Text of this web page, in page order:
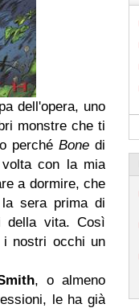
dell'opera, uno
monstre che ti
perchéBone di
con la mia
a dormire, che
sera prima di
della vita. Così
i nostri occhi un
, o almeno
le ha già